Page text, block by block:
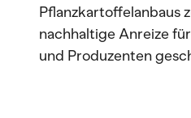
Pflanzkartoffelanbaus
nachhaltige Anreize
und Produzenten